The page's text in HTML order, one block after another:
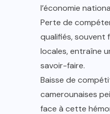
l’économie
Perte de
qualifiés, souvent
locales, entraîne
savoir-faire.
Baisse de
camerounaises
face à cette